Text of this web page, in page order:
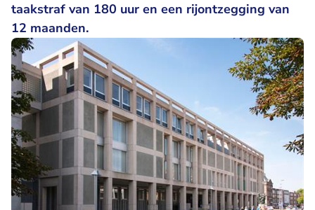
taakstraf van 180 uur en een rijontzegging van
12 maanden.